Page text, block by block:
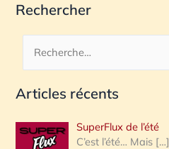
Rechercher
c
e
Articles récents
SuperFlux de l’été
C’est l’été… Mais […]